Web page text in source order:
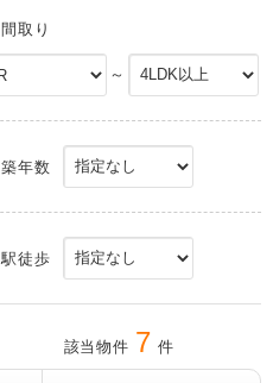
間取り
～
築年数
駅徒歩
該当物件 7 件